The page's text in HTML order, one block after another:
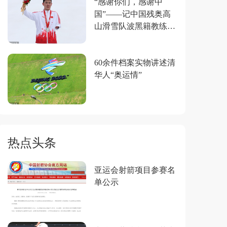
“感谢你们，感谢中
国”——记中国残奥高
山滑雪队波黑籍教练莱
60余件档案实物讲述清
华人“奥运情”
热点头条
亚运会射箭项目参赛名
单公示